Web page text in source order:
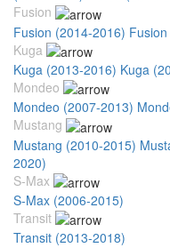
Fusion
Fusion (2014-2016)
Kuga
Kuga (2013-2016) Kuga
Mondeo
Mondeo (2007-2013)
Mustang
Mustang (2010-2015)
2020)
S-Max
S-Max (2006-2015)
Transit
Transit (2013-2018)